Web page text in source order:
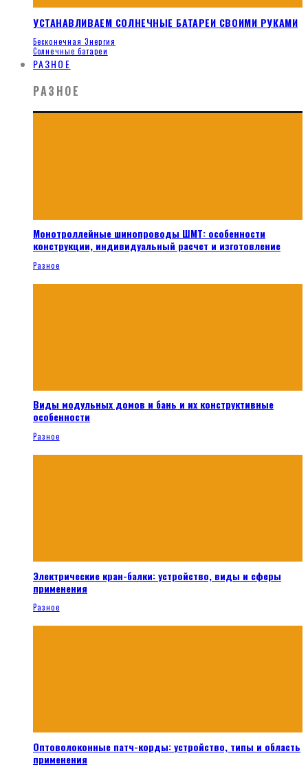
УСТАНАВЛИВАЕМ СОЛНЕЧНЫЕ БАТАРЕИ СВОИМИ РУКАМИ
Бесконечная Энергия
Солнечные батареи
РАЗНОЕ
РАЗНОЕ
Монотроллейные шинопроводы ШМТ: особенности
конструкции, индивидуальный расчет и изготовление
Разное
Виды модульных домов и бань и их конструктивные
особенности
Разное
Электрические кран-балки: устройство, виды и сферы
применения
Разное
Оптоволоконные патч-корды: устройство, типы и область
применения